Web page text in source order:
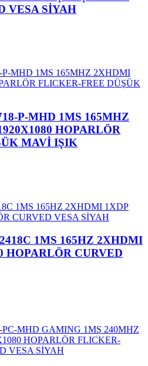
VESA SİYAH
P-MHD 1MS 165MHZ
HOPARLÖR
MAVİ IŞIK
1MS 165HZ 2XHDMI
HOPARLÖR CURVED